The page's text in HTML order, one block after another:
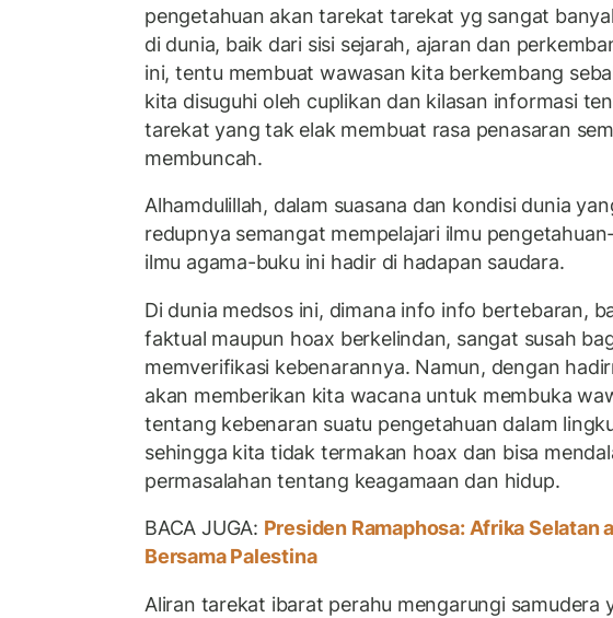
pengetahuan akan tarekat tarekat yg sangat
di dunia, baik dari sisi sejarah, ajaran dan
ini, tentu membuat wawasan kita berkembang
kita disuguhi oleh cuplikan dan kilasan informasi
tarekat yang tak elak membuat rasa penasaran
membuncah.
Alhamdulillah, dalam suasana dan kondisi dunia
redupnya semangat mempelajari ilmu
ilmu agama-buku ini hadir di hadapan saudara.
Di dunia medsos ini, dimana info info bertebaran,
faktual maupun hoax berkelindan, sangat susah
memverifikasi kebenarannya. Namun, dengan
akan memberikan kita wacana untuk membuka
tentang kebenaran suatu pengetahuan dalam
sehingga kita tidak termakan hoax dan bisa
permasalahan tentang keagamaan dan hidup.
BACA JUGA: Presiden Ramaphosa: Afrika Selatan
Bersama Palestina
Aliran tarekat ibarat perahu mengarungi samudera